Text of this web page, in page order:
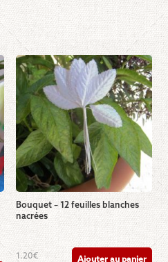
Bouquet – 12 feuilles blanches
nacrées
1.20€ Ajouter au panier